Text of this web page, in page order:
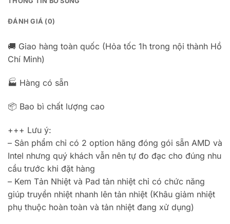
ĐÁNH GIÁ (0)
🚚 Giao hàng toàn quốc (Hỏa tốc 1h trong nội thành Hồ
Chí Minh)
🏭 Hàng có sẵn
📦 Bao bì chất lượng cao
+++ Lưu ý:
– Sản phẩm chỉ có 2 option hãng đóng gói sẵn AMD và
Intel nhưng quý khách vẫn nên tự đo đạc cho đúng nhu
cầu trước khi đặt hàng
– Kem Tản Nhiệt và Pad tản nhiệt chỉ có chức năng
giúp truyền nhiệt nhanh lên tản nhiệt (Khâu giảm nhiệt
phụ thuộc hoàn toàn và tản nhiệt đang xử dụng)